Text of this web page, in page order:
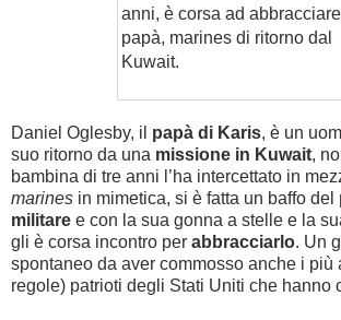
anni, è corsa ad abbracciare
papà, marines di ritorno dal
Kuwait.
Daniel Oglesby, il papà di Karis, è un
suo ritorno da una missione in Kuwait,
bambina di tre anni l’ha intercettato in
marines in mimetica, si è fatta un baffo del
militare e con la sua gonna a stelle e la
gli è corsa incontro per abbracciarlo. Un
spontaneo da aver commosso anche i più
regole) patrioti degli Stati Uniti che hanno